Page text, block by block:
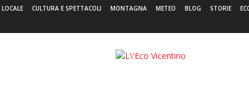
CULTURA E SPETTACOLI MONTAGNA METEO BLOG STORIE
L'Eco